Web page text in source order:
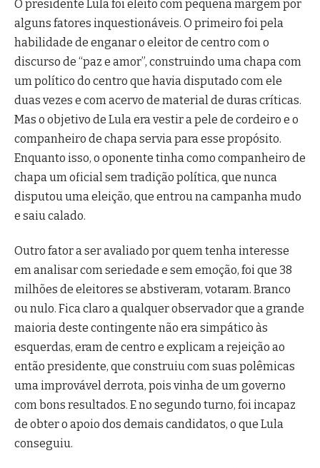
O presidente Lula foi eleito com pequena margem por
alguns fatores inquestionáveis. O primeiro foi pela
habilidade de enganar o eleitor de centro com o
discurso de “paz e amor”, construindo uma chapa com
um político do centro que havia disputado com ele
duas vezes e com acervo de material de duras críticas.
Mas o objetivo de Lula era vestir a pele de cordeiro e o
companheiro de chapa servia para esse propósito.
Enquanto isso, o oponente tinha como companheiro de
chapa um oficial sem tradição política, que nunca
disputou uma eleição, que entrou na campanha mudo
e saiu calado.
Outro fator a ser avaliado por quem tenha interesse
em analisar com seriedade e sem emoção, foi que 38
milhões de eleitores se abstiveram, votaram. Branco
ou nulo. Fica claro a qualquer observador que a grande
maioria deste contingente não era simpático às
esquerdas, eram de centro e explicam a rejeição ao
então presidente, que construiu com suas polêmicas
uma improvável derrota, pois vinha de um governo
com bons resultados. E no segundo turno, foi incapaz
de obter o apoio dos demais candidatos, o que Lula
conseguiu.